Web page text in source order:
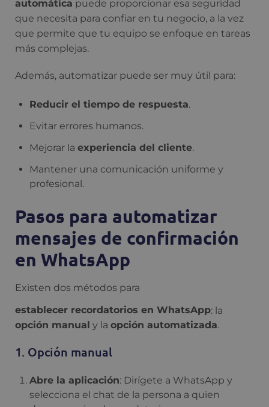
automática puede proporcionar esa seguridad
que necesita para confiar en tu negocio, a la vez
que permite que tu equipo se enfoque en tareas
más complejas.
Además, automatizar puede ser muy útil para:
Reducir el tiempo de respuesta.
Evitar errores humanos.
Mejorar la experiencia del cliente.
Mantener una comunicación uniforme y
profesional.
Pasos para automatizar
mensajes de confirmación
en WhatsApp
Existen dos métodos para
establecer recordatorios en WhatsApp: la
opción manual y la opción automatizada.
1. Opción manual
Abre la aplicación: Dirígete a WhatsApp y
selecciona el chat de la persona a quien